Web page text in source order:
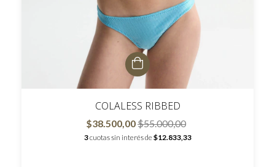
COLALESS RIBBED
$38.500,00$55.000,00
3cuotas sin interés de$12.833,33